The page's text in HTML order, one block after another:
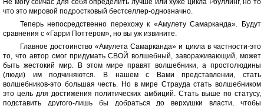
Не могу сейчас для себя определить лучше или хуже цикла Роуллинг, но то
что это мировой подростковый бестселлер-однозначно.
Теперь непосредственно перехожу к «Амулету Самарканда». Будут
сравнения с «Гарри Поттером», но вы уж извините.
Главное достоинство «Амулета Самарканда» и цикла в частности-это
то, что автор смог придумать СВОЙ волшебный, завораживающий, может
быть жестокий мир. В этом мире правят волшебники, а простолюдины
(люди) им подчиняются. В нашем с Вами представлении, стать
волшебников-это большая честь. Но в мире Страуда стать волшебником
это цель для достижения политических амбиций. Стать выше по статусу,
подставить другого-лишь бы добраться до верхушки власти, чтобы